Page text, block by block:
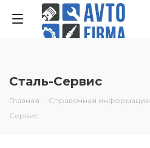
Сталь-Сервис
Главная - Справочная информация
Сервис